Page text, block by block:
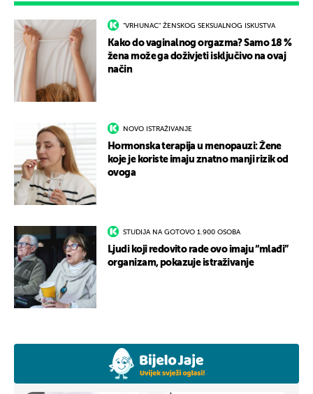
"VRHUNAC" ŽENSKOG SEKSUALNOG ISKUSTVA
Kako do vaginalnog orgazma? Samo 18 %
žena može ga doživjeti isključivo na ovaj
način
NOVO ISTRAŽIVANJE
Hormonska terapija u menopauzi: Žene
koje je koriste imaju znatno manji rizik od
ovoga
STUDIJA NA GOTOVO 1.900 OSOBA
Ljudi koji redovito rade ovo imaju “mlađi”
organizam, pokazuje istraživanje